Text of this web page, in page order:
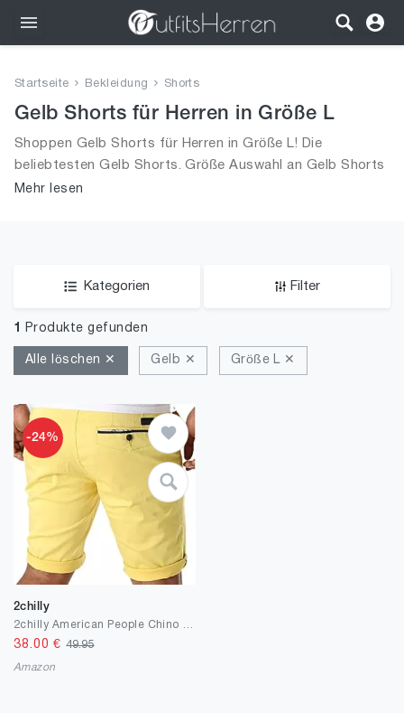
Bekleidung
Wäsche
Schuhe
Startseite Bekleidung Shorts
Gelb Shorts für Herren in Größe L
Shoppen Gelb Shorts für Herren in Größe L! Die
beliebtesten Gelb Shorts. Größe Auswahl an Gelb Shorts
in Größe L und alle Trends aus 2026 für Männer!
Mehr lesen
Kategorien Filter
1 Produkte gefunden
Alle löschen ✕ Gelb ✕ Größe L ✕
-24%
2chilly
38.00 €49.95
Amazon